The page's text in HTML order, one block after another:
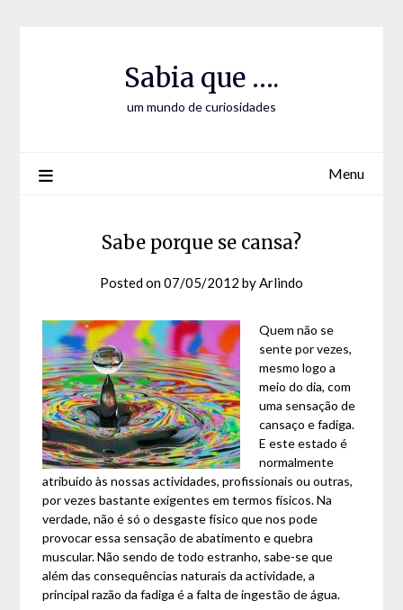
Sabia que ….
um mundo de curiosidades
Menu
Sabe porque se cansa?
Posted on07/05/2012 byArlindo
Quem não se
sente por vezes,
mesmo logo a
meio do dia, com
uma sensação de
cansaço e fadiga.
E este estado é
normalmente
atribuído às nossas actividades, profissionais ou outras,
por vezes bastante exigentes em termos físicos. Na
verdade, não é só o desgaste físico que nos pode
provocar essa sensação de abatimento e quebra
muscular. Não sendo de todo estranho, sabe-se que
além das consequências naturais da actividade, a
principal razão da fadiga é a falta de ingestão de água.